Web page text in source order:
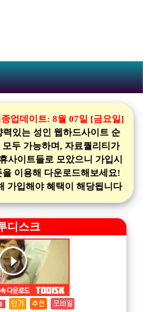
종업데이트: 8월 07일 [금요일]
있는 성인 웹하드사이트 순
두 가능하며, 자료퀄리티가
사이트들로 모았으니 가입시
이용해 다운로드해보세요!
가입해야 혜택이 해당됩니다
디스크